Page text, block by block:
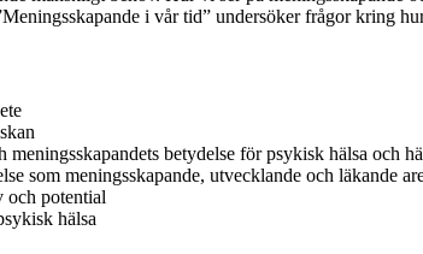
i vår tid” undersöker frågor kring
meningsskapandets betydelse för psykisk hälsa och
som meningsskapande, utvecklande och läkande
och potential
hälsa